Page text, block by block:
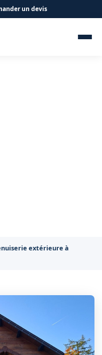
un devis
extérieure à